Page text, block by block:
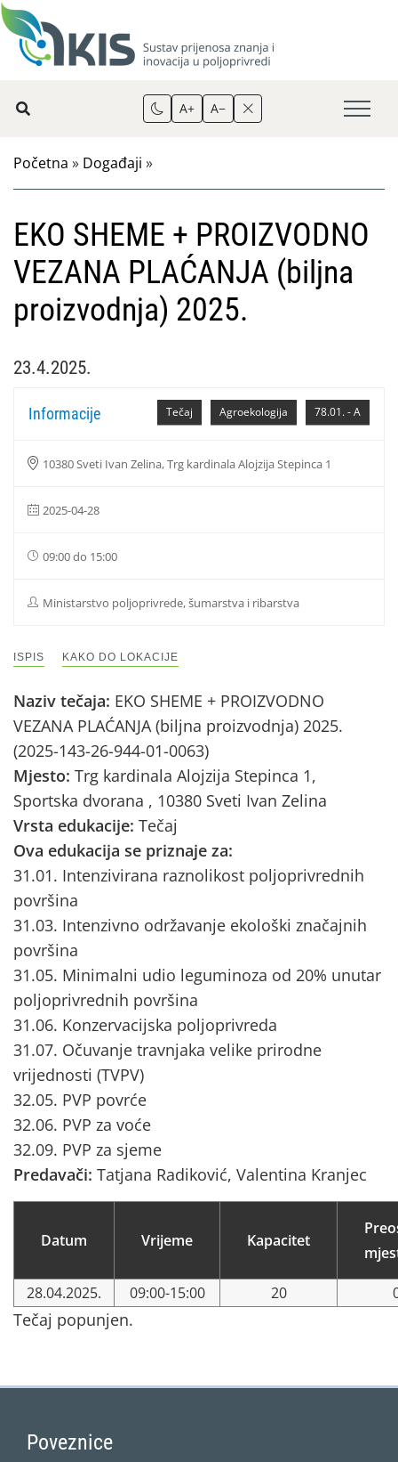
A+ A−
Početna » Događaji »
EKO SHEME + PROIZVODNO
VEZANA PLAĆANJA (biljna
proizvodnja) 2025.
23.4.2025.
78.01. - A
Agroekologija
Tečaj
Informacije
10380 Sveti Ivan Zelina, Trg kardinala Alojzija Stepinca 1
2025-04-28
09:00 do 15:00
Ministarstvo poljoprivrede, šumarstva i ribarstva
ISPIS KAKO DO LOKACIJE
Naziv tečaja: EKO SHEME + PROIZVODNO
VEZANA PLAĆANJA (biljna proizvodnja) 2025.
(2025-143-26-944-01-0063)
Mjesto: Trg kardinala Alojzija Stepinca 1,
Sportska dvorana , 10380 Sveti Ivan Zelina
Vrsta edukacije: Tečaj
Ova edukacija se priznaje za:
31.01. Intenzivirana raznolikost poljoprivrednih
površina
31.03. Intenzivno održavanje ekološki značajnih
površina
31.05. Minimalni udio leguminoza od 20% unutar
poljoprivrednih površina
31.06. Konzervacijska poljoprivreda
31.07. Očuvanje travnjaka velike prirodne
vrijednosti (TVPV)
32.05. PVP povrće
32.06. PVP za voće
32.09. PVP za sjeme
Predavači: Tatjana Radiković, Valentina Kranjec
Datum Vrijeme Kapacitet
28.04.2025. 09:00-15:00 20
Tečaj popunjen.
Poveznice